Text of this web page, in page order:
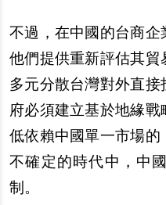
不過，在中國的台商
他們提供重新評估其貿
多元分散台灣對外直
府必須建立基於地緣
低依賴中國單一市場
不確定的時代中，中
制。